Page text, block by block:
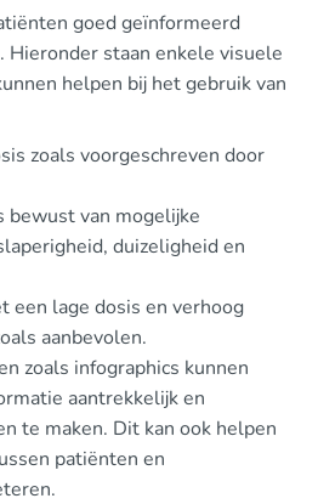
goed geïnformeerd
staan enkele visuele
helpen bij het gebruik van
zoals voorgeschreven door
bewust van mogelijke
duizeligheid en
een lage dosis en verhoog
aanbevolen.
zoals infographics kunnen
aantrekkelijk en
te maken. Dit kan ook helpen
patiënten en